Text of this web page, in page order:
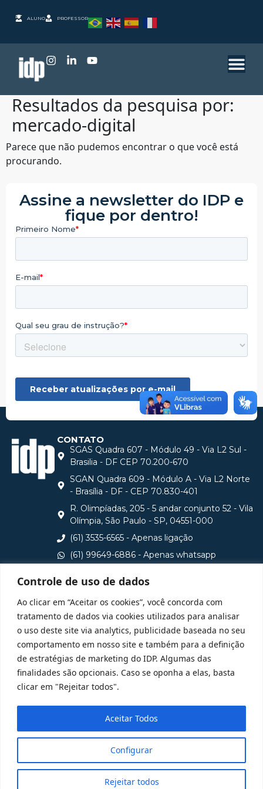
Controle de uso de dados
Ao clicar em “Aceitar os cookies”, você concorda com
tratamento de dados via cookies utilizados para analisar
o uso deste site via analytics, publicidade baseada no seu
comportamento em nosso site e também para a definição
de estratégias de marketing do IDP. Algumas das
finalidades são opcionais. Caso se oponha a elas, basta
clicar em "Rejeitar todos".
Configurar
Rejeitar todos
Aceitar Todos
ALUNO PROFESSOR
Resultados da pesquisa por:
mercado-digital
Parece que não pudemos encontrar o que você está
procurando.
Assine a newsletter do IDP e
fique por dentro!
CONTATO
SGAS Quadra 607 - Módulo 49 - Via L2 Sul -
Brasilia - DF CEP 70.200-670
SGAN Quadra 609 - Módulo A - Via L2 Norte
- Brasília - DF - CEP 70.830-401
R. Olimpíadas, 205 - 5 andar conjunto 52 - Vila
Olímpia, São Paulo - SP, 04551-000
(61) 3535-6565 - Apenas ligação
(61) 99649-6886 - Apenas whatsapp
Consulte aqui o cadastro da Instituição no Sistema e-
MEC
@ 2025 Todos Direitos Reservados